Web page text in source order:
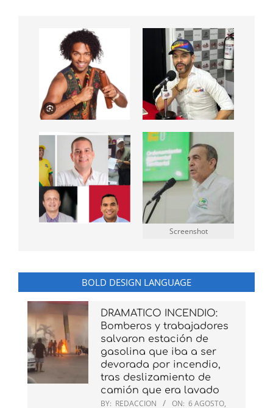
Screenshot
BOLD DESIGN LANGUAGE
DRAMATICO INCENDIO:
Bomberos y trabajadores
salvaron estación de
gasolina que iba a ser
devorada por incendio,
tras deslizamiento de
camión que era lavado
BY: REDACCION ON: 6 AGOSTO,